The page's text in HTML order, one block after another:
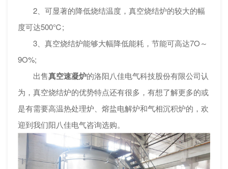
2、可显著的降低烧结温度，真空烧结炉的较大的幅
度可达500℃;
3、真空烧结炉能够大幅降低能耗，节能可高达7O～
9O%;
出售真空速凝炉的洛阳八佳电气科技股份有限公司认
为，真空烧结炉的优势特点还有很多，有想了解更多的或
是有需要高温热处理炉、熔盐电解炉和气相沉积炉的，欢
迎到我们阳八佳电气咨询选购。